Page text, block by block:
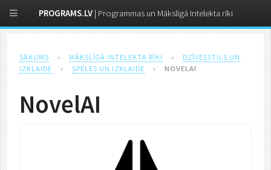
SĀKUMS » MĀKSLĪGĀ INTELEKTA RĪKI »
DZĪVESSTILS UN
IZKLAIDE
» SPĒLES UN IZKLAIDE » NOVELAI
NovelAI
PROGRAMS.LV | Programmas un Mākslīgā Intelekta rīki